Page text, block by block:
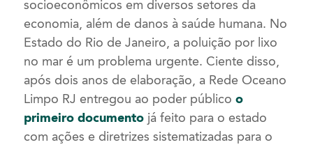
socioeconômicos em diversos setores da
economia, além de danos à saúde humana. No
Estado do Rio de Janeiro, a poluição por lixo
no mar é um problema urgente. Ciente disso,
após dois anos de elaboração, a Rede Oceano
Limpo RJ entregou ao poder públicoo
primeiro documento já feito para o estado
com ações e diretrizes sistematizadas para o